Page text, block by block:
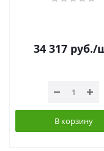
34 317руб./
В корзину